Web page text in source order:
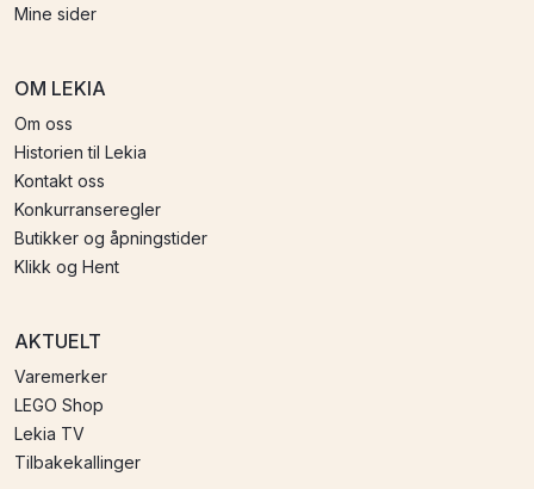
Mine sider
OM LEKIA
Om oss
Historien til Lekia
Kontakt oss
Konkurranseregler
Butikker og åpningstider
Klikk og Hent
AKTUELT
Varemerker
LEGO Shop
Lekia TV
Tilbakekallinger